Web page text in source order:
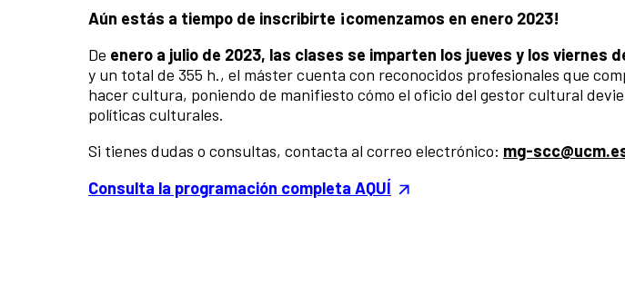
Aún estás a tiempo de inscribirte ¡comenzamos en enero 2023!
De enero a julio de 2023, las clases se imparten los jueves y los viernes
y un total de 355 h., el máster cuenta con reconocidos profesionales que
hacer cultura, poniendo de manifiesto cómo el oficio del gestor cultural
políticas culturales.
Si tienes dudas o consultas, contacta al correo electrónico: mg-
Consulta la programación completa AQUÍ